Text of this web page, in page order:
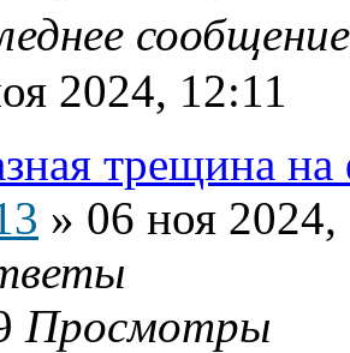
2024, 12:11
трещина
» 06 ноя
Просмотры